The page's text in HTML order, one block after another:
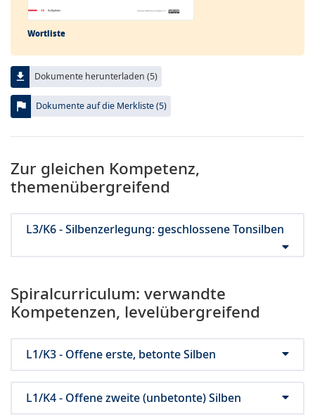
Wortliste
file_download Dokumente herunterladen (5)
flag Dokumente auf die Merkliste (5)
Zur gleichen Kompetenz,
themenübergreifend
L3/K6 - Silbenzerlegung: geschlossene Tonsilben
Spiralcurriculum: verwandte
Kompetenzen, levelübergreifend
L1/K3 - Offene erste, betonte Silben
L1/K4 - Offene zweite (unbetonte) Silben